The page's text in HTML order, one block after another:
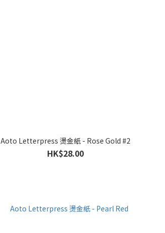
Aoto Letterpress 燙金紙 - Rose Gold #2
HK$28.00